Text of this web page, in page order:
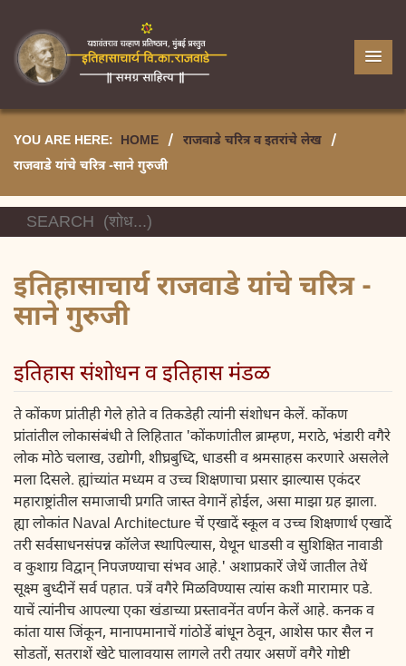
YOU ARE HERE: HOME / राजवाडे चरित्र व इतरांचे लेख /
राजवाडे यांचे चरित्र -साने गुरुजी
इतिहासाचार्य राजवाडे यांचे चरित्र -
साने गुरुजी
इतिहास संशोधन व इतिहास मंडळ
ते कोंकण प्रांतीही गेले होते व तिकडेही त्यांनी संशोधन केलें. कोंकण
प्रांतांतील लोकासंबंधी ते लिहितात 'कोंकणांतील ब्राम्हण, मराठे, भंडारी वगैरे
लोक मोठे चलाख, उद्योगी, शीघ्रबुध्दि, धाडसी व श्रमसाहस करणारे असलेले
मला दिसले. ह्यांच्यांत मध्यम व उच्च शिक्षणाचा प्रसार झाल्यास एकंदर
महाराष्ट्रांतील समाजाची प्रगति जास्त वेगानें होईल, असा माझा ग्रह झाला.
ह्या लोकांत Naval Architecture चें एखादें स्कूल व उच्च शिक्षणार्थ एखादें
तरी सर्वसाधनसंपन्न कॉलेज स्थापिल्यास, येथून धाडसी व सुशिक्षित नावाडी
व कुशाग्र विद्वान् निपजण्याचा संभव आहे.' अशाप्रकारें जेथें जातील तेथें
सूक्ष्म बुध्दीनें सर्व पहात. पत्रें वगैरे मिळविण्यास त्यांस कशी मारामार पडे.
याचें त्यांनीच आपल्या एका खंडाच्या प्रस्तावनेंत वर्णन केलें आहे. कनक व
कांता यास जिंकून, मानापमानाचें गांठोडें बांधून ठेवून, आशेस फार सैल न
सोडतों, सतराशें खेटे घालावयास लागले तरी तयार असणें वगैरे गोष्टी